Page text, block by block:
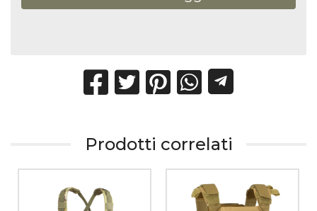
Prodotti correlati